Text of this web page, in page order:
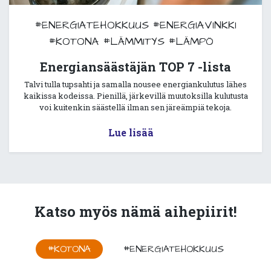
#ENERGIATEHOKKUUS #ENERGIAVINKKI
#KOTONA #LÄMMITYS #LÄMPÖ
Energiansäästäjän TOP 7 -lista
Talvi tulla tupsahti ja samalla nousee energiankulutus lähes
kaikissa kodeissa. Pienillä, järkevillä muutoksilla kulutusta
voi kuitenkin säästellä ilman sen järeämpiä tekoja.
Lue lisää
Katso myös nämä aihepiirit!
#KOTONA
#ENERGIATEHOKKUUS